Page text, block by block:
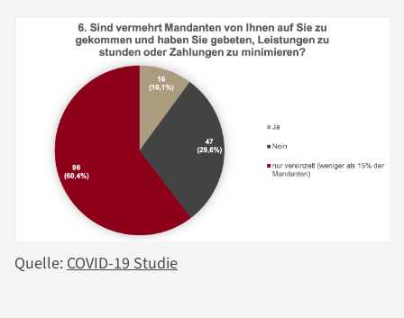
Quelle: COVID-19 Studie